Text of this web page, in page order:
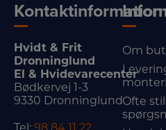
Kontaktinformation
Hvidt & Frit
Dronninglund
El & Hvidevarecenter
Bødkervej 1-3
9330 Dronninglund
Om
Ofte